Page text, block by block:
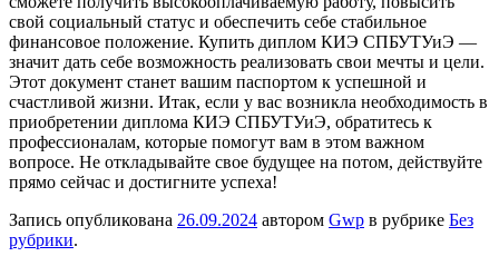
свой социальный статус и обеспечить себе стабильное
финансовое положение. Купить диплом КИЭ СПБУТУиЭ —
значит дать себе возможность реализовать свои мечты и цели.
Этот документ станет вашим паспортом к успешной и
счастливой жизни. Итак, если у вас возникла необходимость в
приобретении диплома КИЭ СПБУТУиЭ, обратитесь к
профессионалам, которые помогут вам в этом важном
вопросе. Не откладывайте свое будущее на потом, действуйте
прямо сейчас и достигните успеха!
Запись опубликована 26.09.2024 автором Gwp в рубрике Без
рубрики.